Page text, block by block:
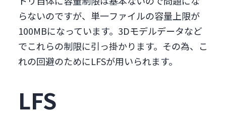
らないのですが、単一ファイルの容量上限が
100MBになっています。3Dモデルデータなど
でこれらの制限に引っ掛かります。その為、こ
れの回避のためにLFSが用いられます。
LFS